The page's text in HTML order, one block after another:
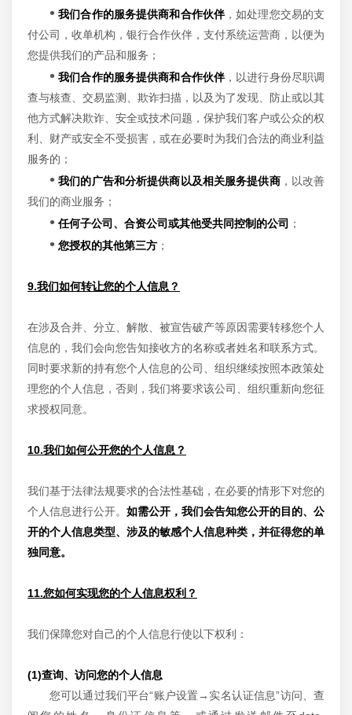
• 我们合作的服务提供商和合作伙伴，如处理您交易的支
付公司，收单机构，银行合作伙伴，支付系统运营商，以便为
您提供我们的产品和服务；
• 我们合作的服务提供商和合作伙伴，以进行身份尽职调
查与核查、交易监测、欺诈扫描，以及为了发现、防止或以其
他方式解决欺诈、安全或技术问题，保护我们客户或公众的权
利、财产或安全不受损害，或在必要时为我们合法的商业利益
服务的；
• 我们的广告和分析提供商以及相关服务提供商，以改善
我们的商业服务；
• 任何子公司、合资公司或其他受共同控制的公司 ；
• 您授权的其他第三方 ；
9.我们如何转让您的个人信息？
在涉及合并、分立、解散、被宣告破产等原因需要转移您个人
信息的，我们会向您告知接收方的名称或者姓名和联系方式。
同时要求新的持有您个人信息的公司、组织继续按照本政策处
理您的个人信息，否则，我们将要求该公司、组织重新向您征
求授权同意。
10.我们如何公开您的个人信息？
我们基于法律法规要求的合法性基础，在必要的情形下对您的
个人信息进行公开。 如需公开，我们会告知您公开的目的、公
开的个人信息类型、涉及的敏感个人信息种类，并征得您的单
独同意。
11.您如何实现您的个人信息权利？
我们保障您对自己的个人信息行使以下权利：
(1)查询、访问您的个人信息
您可以通过我们平台“账户设置→实名认证信息”访问、查